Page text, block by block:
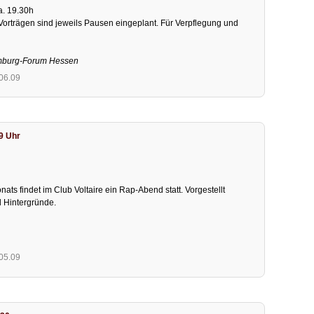
19.30h
sind jeweils Pausen eingeplant. Für Verpflegung und
Forum Hessen
Uhr
findet im Club Voltaire ein Rap-Abend statt. Vorgestellt
Hintergründe.